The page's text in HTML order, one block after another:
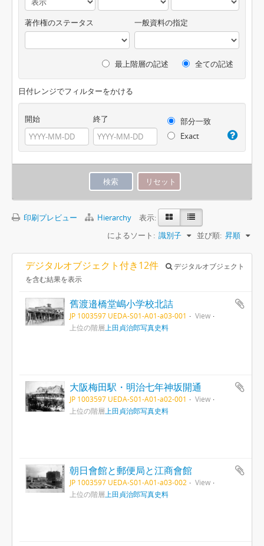
著作権のステータス 一般資料の指定
最上階層の記述 全ての記述
日付レンジでフィルターをかける
開始 終了
部分一致
Exact
印刷プレビュー Hierarchy
表示:
によるソート: 識別子 並び順: 昇順
デジタルオブジェクト付き12件
デジタルオブジェクト
を含む結果を表示
舊渡邉橋堂嶋小学校北詰
JP 1003597 UEDA-S01-A01-a03-001
View
上位の階層上田貞治郎写真史料
大阪梅田駅・明治七年神坂開通
JP 1003597 UEDA-S01-A01-a02-001
View
上位の階層上田貞治郎写真史料
朝日會館と郵便局と江商會館
JP 1003597 UEDA-S01-A01-a03-002
View
上位の階層上田貞治郎写真史料